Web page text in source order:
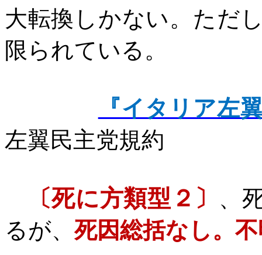
大転換しかない。ただ
限られている。
『イタリア左
左翼民主党規約
〔死に方類型２〕
、
るが、死因総括なし。